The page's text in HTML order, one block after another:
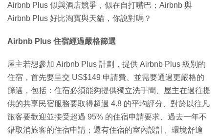
Airbnb Plus 似與酒店競爭，似在自打嘴巴；Airbnb 與
Airbnb Plus 好比淘寶與天貓，你說對嗎？
Airbnb Plus 住宿經過嚴格篩選
屋主若想參加 Airbnb Plus 計劃，提供 Airbnb Plus 級別的
住宿，首先要呈交 US$149 申請費、並需要通過更嚴格的
篩選，包括：住宿必須能夠提供獨立洗手間、屋主在過往提
供的共享民宿服務要取得超過 4.8 的平均評分、對於以往凡
旅客要歡迎並接受超過 95% 的住宿申請要求、過去一年不
錯取消旅客的住宿申請；還有住宿的室內設計、環境舒適